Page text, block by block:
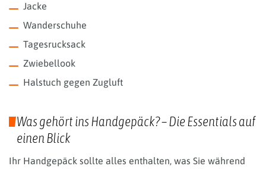
Jacke
Wanderschuhe
Tagesrucksack
Zwiebellook
Halstuch gegen Zugluft
Was gehört ins Handgepäck? – Die Essentials auf
einen Blick
Ihr Handgepäck sollte alles enthalten, was Sie während